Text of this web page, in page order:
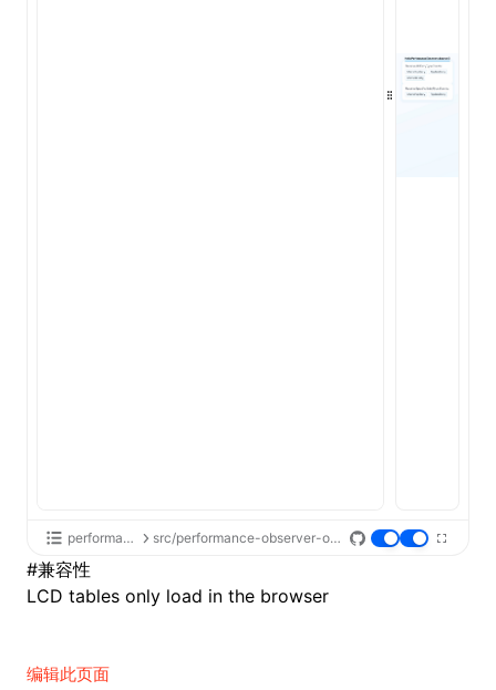
performance-api src/performance-observer-observe/index.tsx
#兼容性
LCD tables only load in the browser
编辑此页面